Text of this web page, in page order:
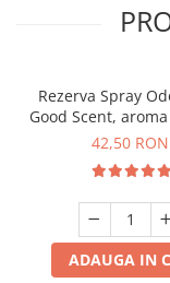
Rezerva Spray
Good Scent, aroma
& Vanilla, 250
42,50 RON
ADAUGA IN